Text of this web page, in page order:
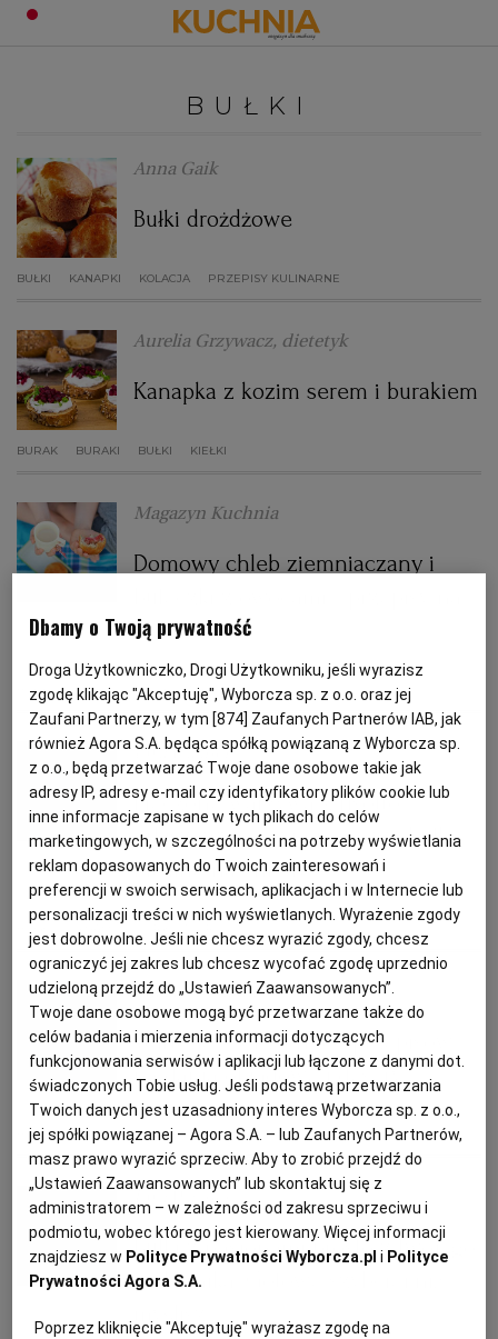
OBIADY
KOLACJE
DESERY
NAPOJE
SAŁATKI
MAKARONY
DRÓB
MIĘSA
RYBY
PRZEKĄSKI
DOMOWE PRZETWORY
SOST, DIPY I INNE DODATKI
HALLOWEEN
BOŻE NARODZENIE
KARNAWAŁ
DOMOWE PRZYJĘCIE
GRILL
KUCHNIE ŚWIATA
KUCHNIA WŁOSKA
KUCHNIA BRYTYJSKA
KUCHNIA CHIŃSKA
KUCHNIA TAJSKA
KUCHNIA GRECKA
KUCHNIA PORTUGALSKA
KUCHNIA FRANCUSKA
KUCHNIA AMERYKAŃSKA
KUCHNIA POLSKA
KUCHNIA MEKSYKAŃSKA
KUCHNIA INDYJSKA
KUCHNIA HISZPAŃSKA
KUCHNIA NIEMIECKA
DANIA SEZONOWE
PORADY
ZAKUPY
SPRZĘT KUCHENNY
FIT PRZEPISY
WEGE
WEGAN
BEZ GLUTENU
PODRÓŻE KULINARNE
HISTORIE KULINARNE
FELIETONY KULINARNE
KSIĄŻKI KULINARNE
SZEF KUCHNI
NASZE SERWISY
SERWISY LOKALNE
BIAŁYSTOK
BIELSKO-BIAŁA
BYDGOSZCZ
CZĘSTOCHOWA
ELBLĄG
GLIWICE
GORZÓW WIELKOPOLSKI
KALISZ
KATOWICE
WYBORCZA.PL
MAGAZYNY
DUŻY FORMAT
WOLNA SOBOTA
ALE HISTORIA
WYBORCZA TV I VOD
TYLKO ZDROWIE
KSIĄŻKI. MAGAZYN DO CZYTANIA
NASZA EUROPA
WYBORCZA CLASSIC
WYBORCZA.BIZ
WYSOKIE OBCASY
BIQDATA
JUTRONAUCI
ARCHIWUM
INNE SERWISY
Zaloguj się
BUŁKI
Anna Gaik
Bułki drożdżowe
BUŁKI KANAPKI KOLACJA PRZEPISY KULINARNE
Aurelia Grzywacz, dietetyk
Kanapka z kozim serem i burakiem
BURAK BURAKI BUŁKI KIEŁKI
Magazyn Kuchnia
Domowy chleb ziemniaczany i
weekend
BUŁKI LUNCH OWOCE PIECZYWO
Ewa Wagner
Pieczone warzywa z risotto
orkiszowym i cynamonowe bułki
idealne na chłody
BUŁKI CYNAMON RISOTTO
Magazyn Kuchnia
Warto jeść orzechy! 8 przepisów
na dania obiadowe i desery
BUŁKI DANIA OBIADOWE DESERY PRZEKĄSKI
Ewa Wagner
Bułki z nasionami prosto z twojego
piekarnika. Gotowe szybciej niż
Dbamy o Twoją prywatność
Droga Użytkowniczko, Drogi Użytkowniku, jeśli wyrazisz
zgodę klikając "Akceptuję", Wyborcza sp. z o.o. oraz jej
Zaufani Partnerzy, w tym [874] Zaufanych Partnerów IAB, jak
również Agora S.A. będąca spółką powiązaną z Wyborcza sp.
z o.o., będą przetwarzać Twoje dane osobowe takie jak
adresy IP, adresy e-mail czy identyfikatory plików cookie lub
inne informacje zapisane w tych plikach do celów
marketingowych, w szczególności na potrzeby wyświetlania
reklam dopasowanych do Twoich zainteresowań i
preferencji w swoich serwisach, aplikacjach i w Internecie lub
personalizacji treści w nich wyświetlanych. Wyrażenie zgody
jest dobrowolne. Jeśli nie chcesz wyrazić zgody, chcesz
ograniczyć jej zakres lub chcesz wycofać zgodę uprzednio
udzieloną przejdź do „Ustawień Zaawansowanych”.
Twoje dane osobowe mogą być przetwarzane także do
celów badania i mierzenia informacji dotyczących
funkcjonowania serwisów i aplikacji lub łączone z danymi dot.
świadczonych Tobie usług. Jeśli podstawą przetwarzania
Twoich danych jest uzasadniony interes Wyborcza sp. z o.o.,
jej spółki powiązanej – Agora S.A. – lub Zaufanych Partnerów,
masz prawo wyrazić sprzeciw. Aby to zrobić przejdź do
„Ustawień Zaawansowanych” lub skontaktuj się z
administratorem – w zależności od zakresu sprzeciwu i
podmiotu, wobec którego jest kierowany. Więcej informacji
znajdziesz w Polityce Prywatności Wyborcza.pl i Polityce
Prywatności Agora S.A.
Poprzez kliknięcie "Akceptuję" wyrażasz zgodę na